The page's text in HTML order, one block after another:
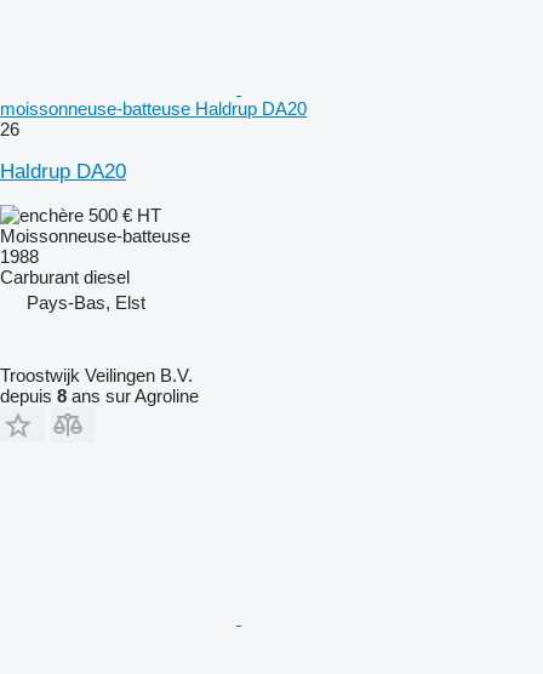
moissonneuse-batteuse Haldrup DA20
26
Haldrup DA20
500 € HT
Moissonneuse-batteuse
1988
Carburant diesel
Pays-Bas, Elst
Troostwijk Veilingen B.V.
depuis 8 ans sur Agroline